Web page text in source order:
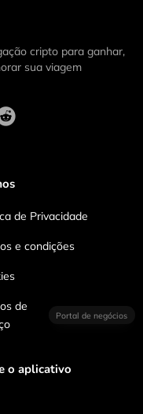
cripto para ganhar,
sua viagem
de Privacidade
e condições
de
Portal de negócios
o aplicativo